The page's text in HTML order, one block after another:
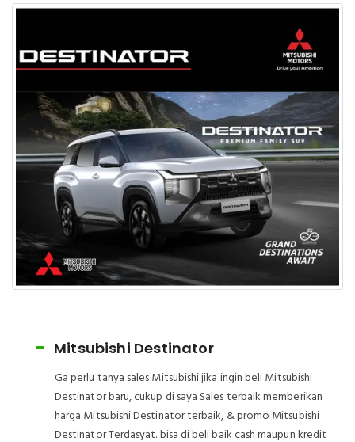
Mitsubishi New Xpander
Ga perlu tanya sales Mitsubishi jika ingin beli Mitsubishi